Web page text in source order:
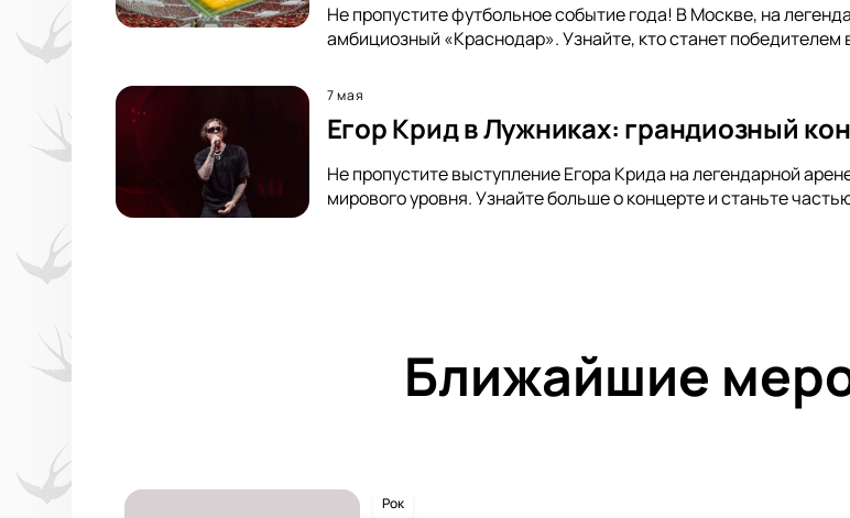
Не пропустите футбольное событие года! В Москве, на
амбициозный «Краснодар». Узнайте, кто станет
7 мая
Егор Крид в Лужниках: грандиозный
Не пропустите выступление Егора Крида на легендарной
мирового уровня. Узнайте больше о концерте и станьте
Ближайшие
Рок